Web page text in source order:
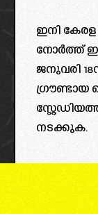
ഇനി കേരള
നോർത്ത്
ജനുവരി
നടക്കുക.